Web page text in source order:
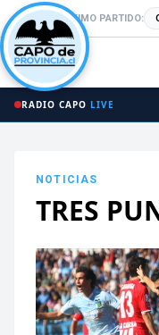
PRÓXIMO PARTIDO:
RADIO CAPO LIVE
NOTICIAS
TRES